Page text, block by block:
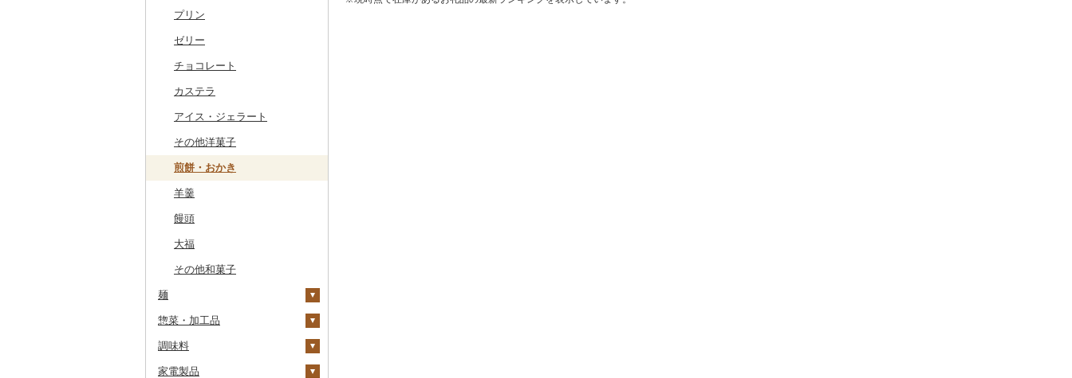
山形牛
常陸牛
上州牛
飛騨牛
近江牛
神戸牛・神戸ビーフ
但馬牛
土佐あかうし
佐賀牛
長崎和牛
あか牛
その他牛肉（精肉）
赤鶏さつま
その他鶏肉
あさり
しじみ
サザエ
はまぐり
その他貝
マグロ
イワシ
カツオ
金目鯛
クエ
くじら
サバ
さんま
鯛
のどぐろ
ふぐ
ほっけ
その他鮮魚
イカ
タコ
海苔・海藻
海苔
わかめ
ひじき
その他海苔・海藻
干物
ししゃも
その他干物
その他魚介・加工品
しらす・ちりめん
かまぼこ・練り製品
その他魚介・加工品
さがびより
あきたこまち
ひとめぼれ
ミルキークィーン
ななつぼし
その他米
洋梨・ラフランス
みかん・柑橘
みかん
レモン
不知火・デコポン
せとか
文旦
まどんな
ポンカン
その他柑橘
すいか
キウイ
柿（カキ）
ドライフルーツ
干し柿
干し芋
その他ドライフルーツ
その他果物
びわ
ブルーベリー
パイナップル
栗
その他果物
大根
自然薯
レンコン
にんにく・生姜
その他根菜
豆
きのこ
しいたけ
松茸
その他きのこ
その他野菜
山菜
かぼちゃ
茄子
レタス
その他野菜
吟醸
その他日本酒
米焼酎
黒糖焼酎
その他焼酎
ワイン
白ワイン
赤ワイン
シャンパン・スパーク
ウイスキー
リキュール・洋酒
甘酒
ノンアルコール
その他酒
粉
ドリップ
茶葉・ティーバッグ
静岡茶
足柄茶
知覧茶
八女茶
その他茶
りんごジュース
みかんジュース（オレ
紅茶
飲料
茶葉・ティーバッグ
その他飲料・ジュース
野菜ジュース
炭酸飲料
豆乳
その他飲料・ジュース
プリン
ゼリー
チョコレート
カステラ
アイス・ジェラート
その他洋菓子
煎餅・おかき
羊羹
饅頭
大福
その他和菓子
麺
ラーメン
うどん
そば
惣菜・加工品
惣菜
餃子
カレー・シチュー
調味料
砂糖
家電製品